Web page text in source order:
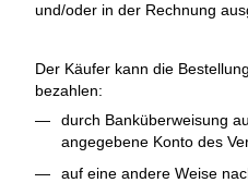
und/oder in der Rechnung
Der Käufer kann die
bezahlen:
durch Banküberweisung
angegebene Konto des
auf eine andere Weise